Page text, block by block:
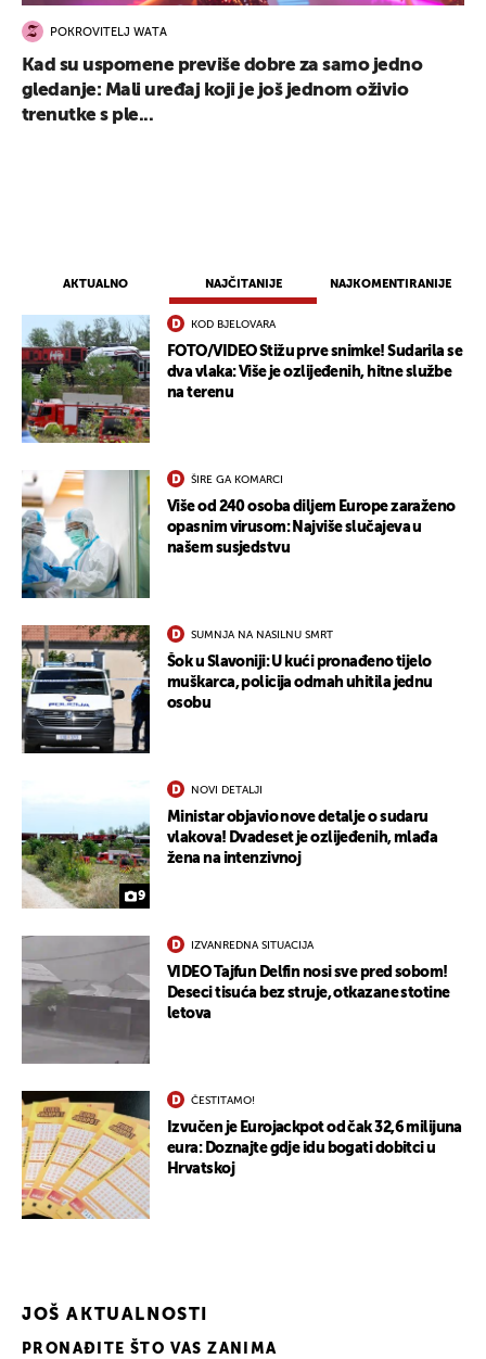
AKTUALNO NAJČITANIJE NAJKOMENTIRANIJE
KOD BJELOVARA
FOTO/VIDEO Stižu prve snimke! Sudarila se
dva vlaka: Više je ozlijeđenih, hitne službe
na terenu
ŠIRE GA KOMARCI
Više od 240 osoba diljem Europe zaraženo
opasnim virusom: Najviše slučajeva u
našem susjedstvu
SUMNJA NA NASILNU SMRT
Šok u Slavoniji: U kući pronađeno tijelo
muškarca, policija odmah uhitila jednu
osobu
9
NOVI DETALJI
Ministar objavio nove detalje o sudaru
vlakova! Dvadeset je ozlijeđenih, mlađa
žena na intenzivnoj
IZVANREDNA SITUACIJA
VIDEO Tajfun Delfin nosi sve pred sobom!
Deseci tisuća bez struje, otkazane stotine
letova
ČESTITAMO!
Izvučen je Eurojackpot od čak 32,6 milijuna
eura: Doznajte gdje idu bogati dobitci u
Hrvatskoj
JOŠ AKTUALNOSTI
POKROVITELJ WATA
Kad su uspomene previše dobre za samo jedno
gledanje: Mali uređaj koji je još jednom oživio
trenutke s ple...
PRONAĐITE ŠTO VAS ZANIMA